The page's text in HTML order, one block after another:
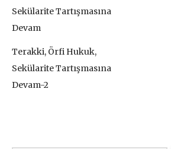
Sekülarite Tartışmasına
Devam
Terakki, Örfi Hukuk,
Sekülarite Tartışmasına
Devam-2